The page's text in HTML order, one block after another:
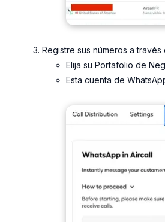
Registre sus números a
Elija su Portafolio de
Esta cuenta de